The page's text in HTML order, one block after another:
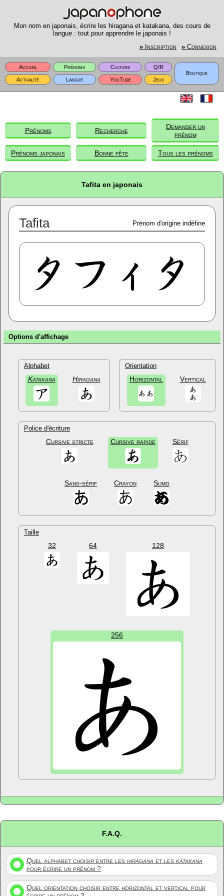
Mon nom en japonais, écrire les hiragana et katakana, des cours de
langue : tout pour apprendre le japonais !
» Inscription » Connexion
Accueil Prénoms Culture
Q/R
Boutique
Actualité
Langue YouTube Jeux
Prénoms Recherche
Demander un
prénom
Prénoms japonais Bonne fête Tous les prénoms
Tafita en japonais
Tafita Prénom d'origine indéfine
Options d'affichage
Alphabet
Katakana Hiragana
Orientation
Horizontal Vertical
Police d'écriture
Cursive stricte Cursive rapide Sérif
Sans-sérif Crayon Sumo
Taille
32 64 128
256
F.A.Q.
Quel alphabet choisir entre les hiragana et les katakana
pour écrire un prénom ?
Quel orientation choisir entre horizontal et vertical pour